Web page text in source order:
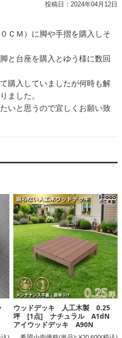
投稿日： 2024年04月12日
ＣＭ）に脚や手摺を購入しそ
と台座を購入とゆう様に数回
購入していましたが何時も解
ました。
いと思うので宜しくお願い致
ウッドデッキ 人工木製 0.25
坪 [1点] ナチュラル A1dN
アイウッドデッキ A90N